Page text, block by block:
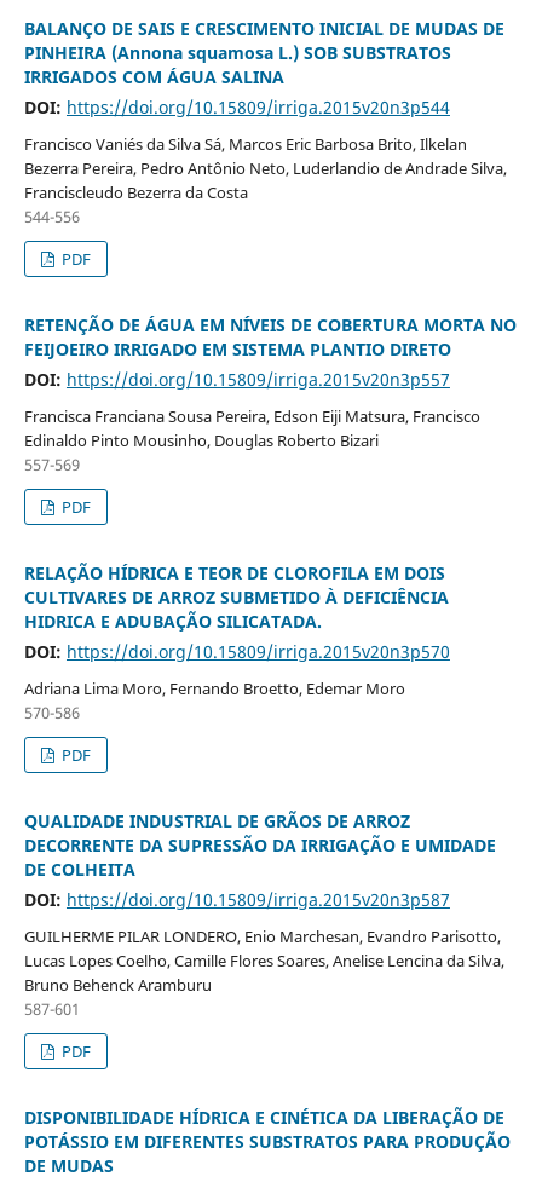
BALANÇO DE SAIS E CRESCIMENTO INICIAL DE MUDAS DE
PINHEIRA (Annona squamosa L.) SOB SUBSTRATOS
IRRIGADOS COM ÁGUA SALINA
DOI: https://doi.org/10.15809/irriga.2015v20n3p544
Francisco Vaniés da Silva Sá, Marcos Eric Barbosa Brito, Ilkelan
Bezerra Pereira, Pedro Antônio Neto, Luderlandio de Andrade Silva,
Franciscleudo Bezerra da Costa
544-556
PDF
RETENÇÃO DE ÁGUA EM NÍVEIS DE COBERTURA MORTA NO
FEIJOEIRO IRRIGADO EM SISTEMA PLANTIO DIRETO
DOI: https://doi.org/10.15809/irriga.2015v20n3p557
Francisca Franciana Sousa Pereira, Edson Eiji Matsura, Francisco
Edinaldo Pinto Mousinho, Douglas Roberto Bizari
557-569
PDF
RELAÇÃO HÍDRICA E TEOR DE CLOROFILA EM DOIS
CULTIVARES DE ARROZ SUBMETIDO À DEFICIÊNCIA
HIDRICA E ADUBAÇÃO SILICATADA.
DOI: https://doi.org/10.15809/irriga.2015v20n3p570
Adriana Lima Moro, Fernando Broetto, Edemar Moro
570-586
PDF
QUALIDADE INDUSTRIAL DE GRÃOS DE ARROZ
DECORRENTE DA SUPRESSÃO DA IRRIGAÇÃO E UMIDADE
DE COLHEITA
DOI: https://doi.org/10.15809/irriga.2015v20n3p587
GUILHERME PILAR LONDERO, Enio Marchesan, Evandro Parisotto,
Lucas Lopes Coelho, Camille Flores Soares, Anelise Lencina da Silva,
Bruno Behenck Aramburu
587-601
PDF
DISPONIBILIDADE HÍDRICA E CINÉTICA DA LIBERAÇÃO DE
POTÁSSIO EM DIFERENTES SUBSTRATOS PARA PRODUÇÃO
DE MUDAS